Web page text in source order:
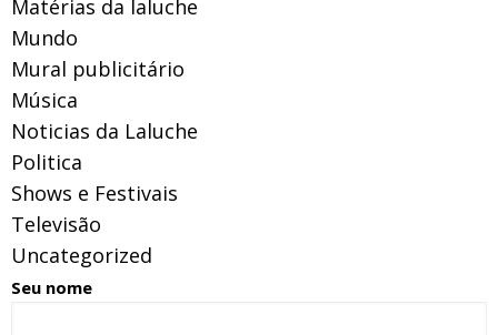
Matérias da laluche
Mundo
Mural publicitário
Música
Noticias da Laluche
Politica
Shows e Festivais
Televisão
Uncategorized
Seu nome